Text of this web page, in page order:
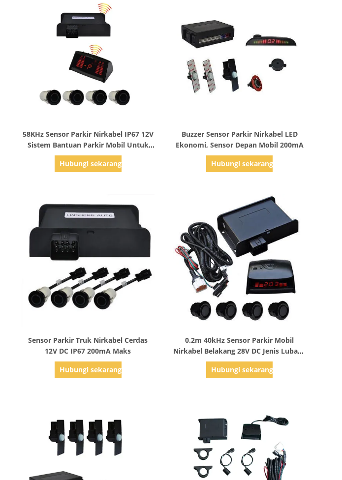
58KHz Sensor Parkir Nirkabel IP67 12V
Sistem Bantuan Parkir Mobil Untuk
Truk Tugas Berat
Hubungi sekarang
Buzzer Sensor Parkir Nirkabel LED
Ekonomi, Sensor Depan Mobil 200mA
Hubungi sekarang
Sensor Parkir Truk Nirkabel Cerdas
12V DC IP67 200mA Maks
Hubungi sekarang
0.2m 40kHz Sensor Parkir Mobil
Nirkabel Belakang 28V DC Jenis Lubang
Terbuka
Hubungi sekarang